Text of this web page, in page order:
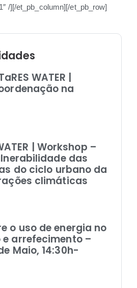
/][/et_pb_column][/et_pb_row]
WATER |
na
| Workshop –
das
do ciclo urbano da
climáticas
o uso de energia no
arrefecimento –
Maio, 14:30h-